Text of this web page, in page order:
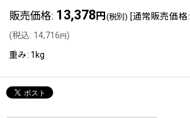
販売価格: 13,378 円 (税別) [通常販売価格:
(税込: 14,716円)
重み: 1kg